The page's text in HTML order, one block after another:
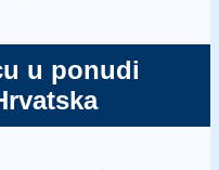
u ponudi